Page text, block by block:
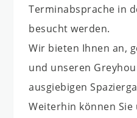
Terminabsprache in
besucht werden.
Wir bieten Ihnen an,
und unseren
ausgiebigen
Weiterhin können Sie